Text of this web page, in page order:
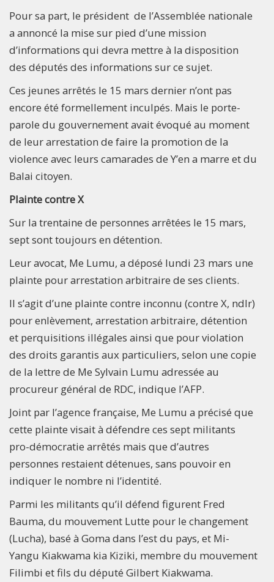
Pour sa part, le président de l’Assemblée nationale
a annoncé la mise sur pied d’une mission
d’informations qui devra mettre à la disposition
des députés des informations sur ce sujet.
Ces jeunes arrêtés le 15 mars dernier n’ont pas
encore été formellement inculpés. Mais le porte-
parole du gouvernement avait évoqué au moment
de leur arrestation de faire la promotion de la
violence avec leurs camarades de Y’en a marre et du
Balai citoyen.
Plainte contre X
Sur la trentaine de personnes arrêtées le 15 mars,
sept sont toujours en détention.
Leur avocat, Me Lumu, a déposé lundi 23 mars une
plainte pour arrestation arbitraire de ses clients.
Il s’agit d’une plainte contre inconnu (contre X, ndlr)
pour enlèvement, arrestation arbitraire, détention
et perquisitions illégales ainsi que pour violation
des droits garantis aux particuliers, selon une copie
de la lettre de Me Sylvain Lumu adressée au
procureur général de RDC, indique l’AFP.
Joint par l’agence française, Me Lumu a précisé que
cette plainte visait à défendre ces sept militants
pro-démocratie arrêtés mais que d’autres
personnes restaient détenues, sans pouvoir en
indiquer le nombre ni l’identité.
Parmi les militants qu’il défend figurent Fred
Bauma, du mouvement Lutte pour le changement
(Lucha), basé à Goma dans l’est du pays, et Mi-
Yangu Kiakwama kia Kiziki, membre du mouvement
Filimbi et fils du député Gilbert Kiakwama.